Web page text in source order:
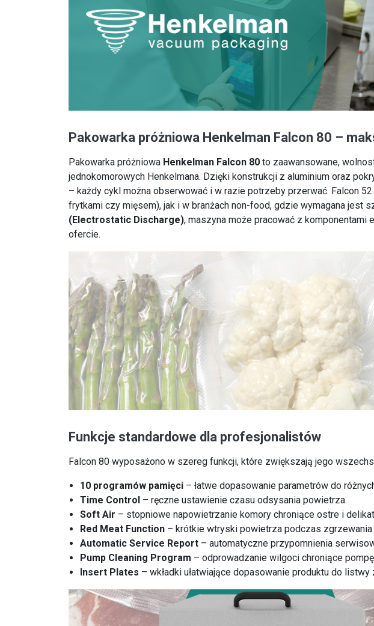
Pakowarka próżniowa Henkelman Falcon 80 –
Pakowarka próżniowa Henkelman Falcon 80 to zaawansowane,
jednokomorowych Henkelmana. Dzięki konstrukcji z aluminium oraz
– każdy cykl można obserwować i w razie potrzeby przerwać. Falcon
frytkami czy mięsem), jak i w branżach non-food, gdzie wymagana
(Electrostatic Discharge), maszyna może pracować z
ofercie.
Funkcje standardowe dla profesjonalistów
Falcon 80 wyposażono w szereg funkcji, które zwiększają jego
10 programów pamięci – łatwe dopasowanie parametrów do
Time Control – ręczne ustawienie czasu odsysania powietrza.
Soft Air – stopniowe napowietrzanie komory chroniące ostre i
Red Meat Function – krótkie wtryski powietrza podczas
Automatic Service Report – automatyczne przypomnienia
Pump Cleaning Program – odprowadzanie wilgoci chroniące
Insert Plates – wkładki ułatwiające dopasowanie produktu do